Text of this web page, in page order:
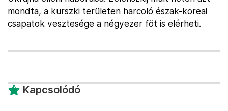
mondta, a kurszki területen harcoló észak-koreai
csapatok vesztesége a négyezer főt is elérheti.
Kapcsolódó